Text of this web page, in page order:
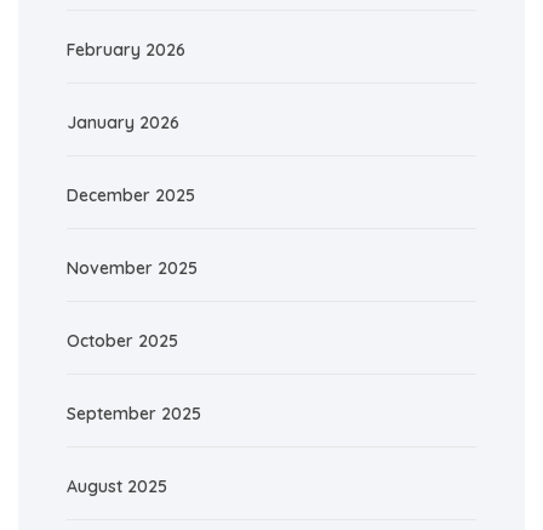
February 2026
January 2026
December 2025
November 2025
October 2025
September 2025
August 2025